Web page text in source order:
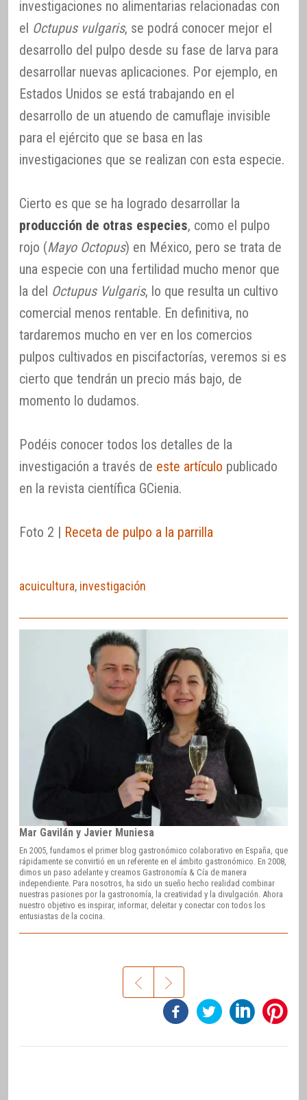
investigaciones no alimentarias relacionadas con
el Octupus vulgaris, se podrá conocer mejor el
desarrollo del pulpo desde su fase de larva para
desarrollar nuevas aplicaciones. Por ejemplo, en
Estados Unidos se está trabajando en el
desarrollo de un atuendo de camuflaje invisible
para el ejército que se basa en las
investigaciones que se realizan con esta especie.
Cierto es que se ha logrado desarrollar la
producción de otras especies, como el pulpo
rojo (Mayo Octopus) en México, pero se trata de
una especie con una fertilidad mucho menor que
la del Octupus Vulgaris, lo que resulta un cultivo
comercial menos rentable. En definitiva, no
tardaremos mucho en ver en los comercios
pulpos cultivados en piscifactorías, veremos si es
cierto que tendrán un precio más bajo, de
momento lo dudamos.
Podéis conocer todos los detalles de la
investigación a través de este artículo publicado
en la revista científica GCienia.
Foto 2 | Receta de pulpo a la parrilla
acuicultura, investigación
Mar Gavilán y Javier Muniesa
En 2005, fundamos el primer blog gastronómico colaborativo en España, que
rápidamente se convirtió en un referente en el ámbito gastronómico. En 2008,
dimos un paso adelante y creamos Gastronomía & Cía de manera
independiente. Para nosotros, ha sido un sueño hecho realidad combinar
nuestras pasiones por la gastronomía, la creatividad y la divulgación. Ahora
nuestro objetivo es inspirar, informar, deleitar y conectar con todos los
entusiastas de la cocina.